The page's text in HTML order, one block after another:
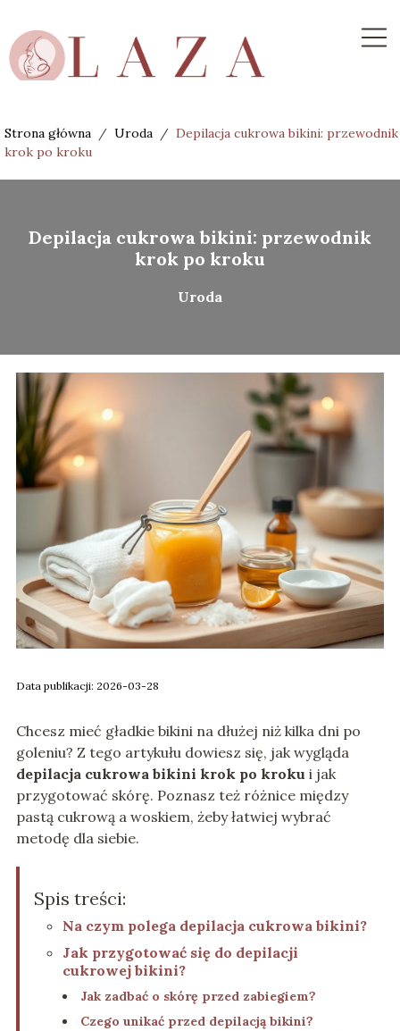
Strona główna / Uroda / Depilacja cukrowa bikini: przewodnik
krok po kroku
Depilacja cukrowa bikini: przewodnik
krok po kroku
Uroda
Data publikacji: 2026-03-28
Chcesz mieć gładkie bikini na dłużej niż kilka dni po
goleniu? Z tego artykułu dowiesz się, jak wygląda
depilacja cukrowa bikini krok po kroku i jak
przygotować skórę. Poznasz też różnice między
pastą cukrową a woskiem, żeby łatwiej wybrać
metodę dla siebie.
Spis treści:
Na czym polega depilacja cukrowa bikini?
Jak przygotować się do depilacji
cukrowej bikini?
Jak zadbać o skórę przed zabiegiem?
Czego unikać przed depilacją bikini?